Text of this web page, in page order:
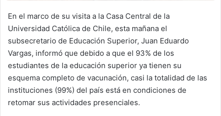
En el marco de su visita a la Casa Central de la
Universidad Católica de Chile, esta mañana el
subsecretario de Educación Superior, Juan Eduardo
Vargas, informó que debido a que el 93% de los
estudiantes de la educación superior ya tienen su
esquema completo de vacunación, casi la totalidad de las
instituciones (99%) del país está en condiciones de
retomar sus actividades presenciales.